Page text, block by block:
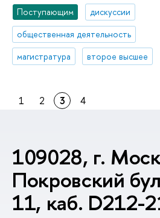
Поступающим
дискуссии
общественная деятельность
магистратура
второе высшее
1 2 3 4
109028, г.
Покровский
11, каб. D212-